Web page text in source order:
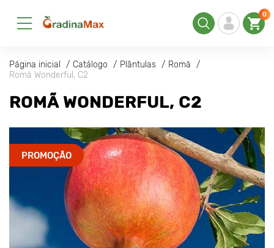
0
Página inicial Catálogo Plântulas
Romã
Romã Wonderful, С2
ROMÃ WONDERFUL, С2
PROMOÇÃO